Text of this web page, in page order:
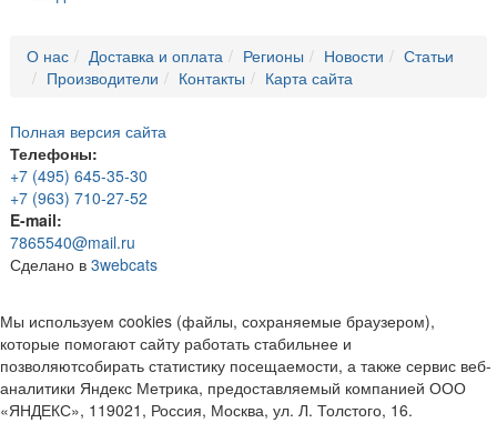
О нас Доставка и оплата Регионы Новости
Статьи
Производители
Контакты Карта сайта
Полная версия сайта
Телефоны:
+7 (495) 645-35-30
+7 (963) 710-27-52
E-mail:
7865540@mail.ru
Сделано в 3webcats
Мы используем cookies (файлы, сохраняемые браузером),
которые помогают сайту работать стабильнее и
позволяютсобирать статистику посещаемости, а также сервис веб-
аналитики Яндекс Метрика, предоставляемый компанией ООО
«ЯНДЕКС», 119021, Россия, Москва, ул. Л. Толстого, 16.